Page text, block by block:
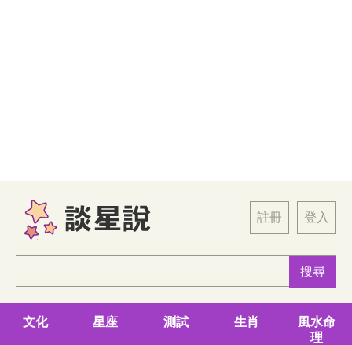
註冊 登入
文化 星座 測試 生肖
風水命
理